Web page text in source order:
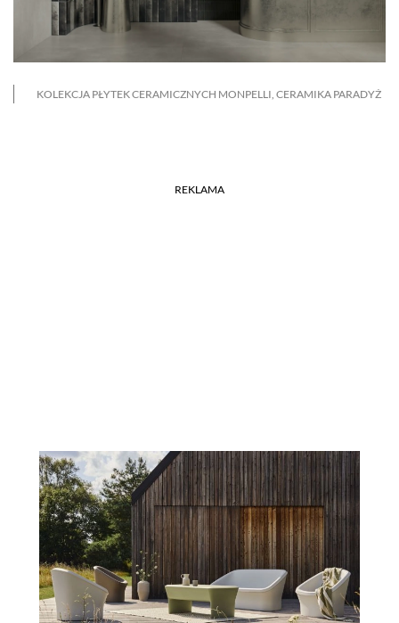
KOLEKCJA PŁYTEK CERAMICZNYCH MONPELLI, CERAMIKA PARADYŻ
REKLAMA